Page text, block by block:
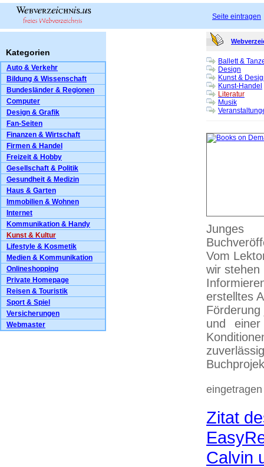
Seite eintragen
Kategorien
Auto & Verkehr
Bildung & Wissenschaft
Bundesländer & Regionen
Computer
Design & Grafik
Fan-Seiten
Finanzen & Wirtschaft
Firmen & Handel
Freizeit & Hobby
Gesellschaft & Politik
Gesundheit & Medizin
Haus & Garten
Immobilien & Wohnen
Internet
Kommunikation & Handy
Kunst & Kultur
Lifestyle & Kosmetik
Medien & Kommunikation
Onlineshopping
Private Homepage
Reisen & Touristik
Sport & Spiel
Versicherungen
Webmaster
Ballett &
Design
Kunst &
Kunst-Handel
Literatur
Musik
Junges
Vom
wir stehen
erstelltes
und
Zitat
Calvin